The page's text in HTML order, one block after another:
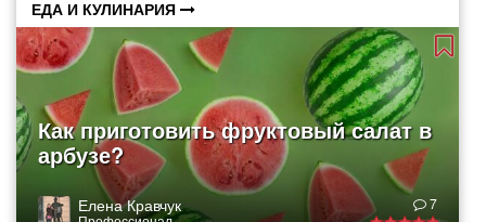
ЕДА И КУЛИНАРИЯ
Как приготовить фруктовый салат в
арбузе?
Елена Кравчук 7